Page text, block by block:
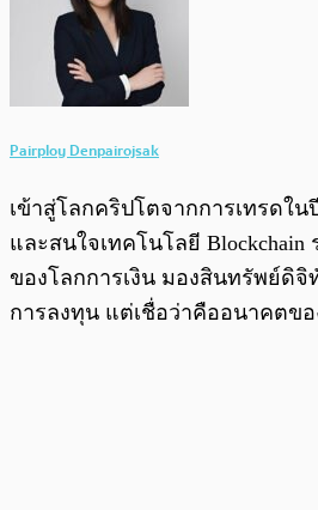
Pairploy Denpairojsak
เข้าสู่โลกคริปโตจากการเทรดใน
และสนใจเทคโนโลยี Blockchain
ของโลกการเงิน มองสินทรัพย์ดิ
การลงทุน แต่เชื่อว่าคืออนาคตขอ